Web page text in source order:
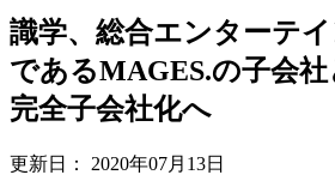
識学、総合エンターテ
であるMAGES.の子会社
完全子会社化へ
更新日： 2020年07月13日